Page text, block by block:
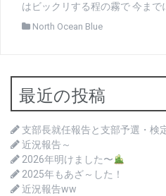
はビックリする程の霧で 今まで
North Ocean Blue
最近の投稿
支部長就任報告と支部予選・検
近況報告～
2026年明けました〜
2025年もあざ～した！
近況報告ww